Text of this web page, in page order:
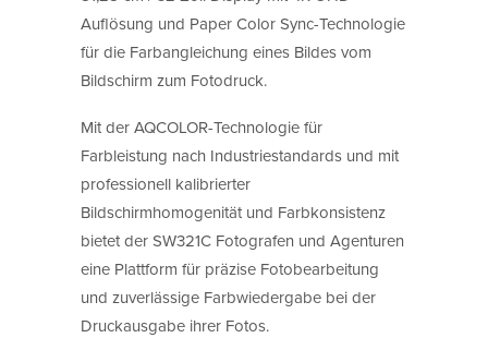
Auflösung und Paper Color Sync-Technologie
für die Farbangleichung eines Bildes vom
Bildschirm zum Fotodruck.
Mit der AQCOLOR-Technologie für
Farbleistung nach Industriestandards und mit
professionell kalibrierter
Bildschirmhomogenität und Farbkonsistenz
bietet der SW321C Fotografen und Agenturen
eine Plattform für präzise Fotobearbeitung
und zuverlässige Farbwiedergabe bei der
Druckausgabe ihrer Fotos.